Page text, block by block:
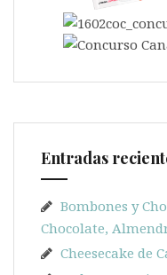
Entradas
Bombones y
Chocolate,
Cheesecake de